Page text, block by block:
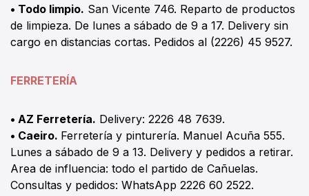
• Todo limpio. San Vicente 746. Reparto de productos
de limpieza. De lunes a sábado de 9 a 17. Delivery sin
cargo en distancias cortas. Pedidos al (2226) 45 9527.
FERRETERÍA
• AZ Ferretería. Delivery: 2226 48 7639.
• Caeiro. Ferretería y pinturería. Manuel Acuña 555.
Lunes a sábado de 9 a 13. Delivery y pedidos a retirar.
Area de influencia: todo el partido de Cañuelas.
Consultas y pedidos: WhatsApp 2226 60 2522.